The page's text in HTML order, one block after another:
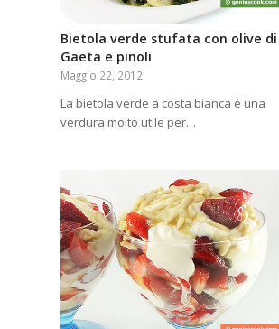
Bietola verde stufata con olive di
Gaeta e pinoli
Maggio 22, 2012
La bietola verde a costa bianca è una
verdura molto utile per…